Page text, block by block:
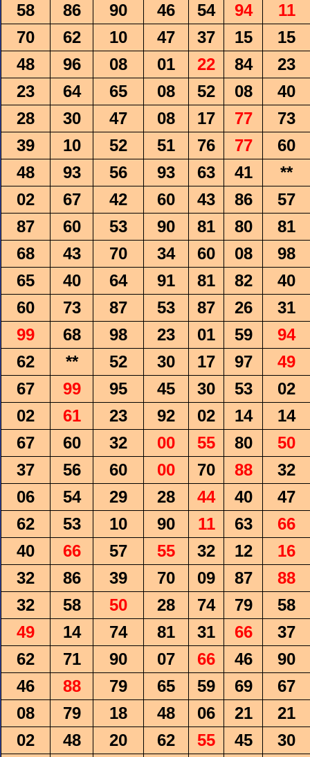
58
86 90 46 54 94
11
70
62 10 47 37 15
15
48
96 08 01 22 84
23
23
64 65 08 52 08
40
28
30 47 08 17 77
73
39
10 52 51 76 77
60
48
93 56 93 63 41
**
02
67 42 60 43 86
57
87
60 53 90 81 80
81
68
43 70 34 60 08
98
65
40 64 91 81 82
40
60
73 87 53 87 26
31
99
68 98 23 01 59
94
62
** 52 30 17 97
49
67
99 95 45 30 53
02
02
61 23 92 02 14
14
67
60 32 00 55 80
50
37
56 60 00 70 88
32
06
54 29 28 44 40
47
62
53 10 90 11 63
66
40
66 57 55 32 12
16
32
86 39 70 09 87
88
32
58 50 28 74 79
58
49
14 74 81 31 66
37
62
71 90 07 66 46
90
46
88 79 65 59 69
67
08
79 18 48 06 21
21
02
48 20 62 55 45
30